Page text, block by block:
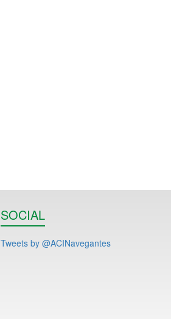
SOCIAL
Tweets by @ACINavegantes